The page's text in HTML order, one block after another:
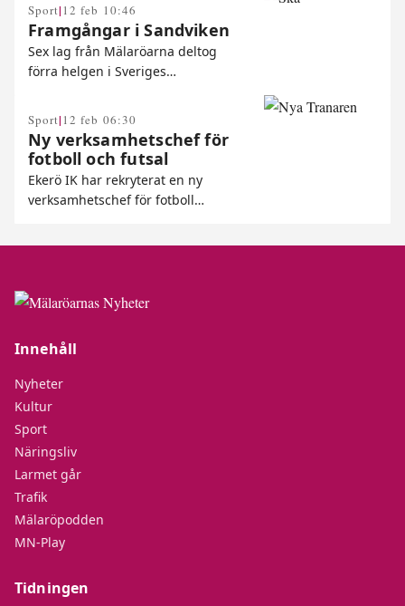
Sport| 12 feb 10:46
Framgångar i Sandviken
Sex lag från Mälaröarna deltog
förra helgen i Sveriges…
Sport| 12 feb 06:30
Ny verksamhetschef för
fotboll och futsal
Ekerö IK har rekryterat en ny
verksamhetschef för fotboll…
Innehåll
Nyheter
Kultur
Sport
Näringsliv
Larmet går
Trafik
Mälaröpodden
MN-Play
Tidningen